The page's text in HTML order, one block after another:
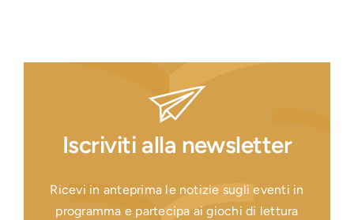
Iscriviti alla newsletter
Ricevi in anteprima le notizie sugli eventi in
programma e partecipa ai giochi di lettura